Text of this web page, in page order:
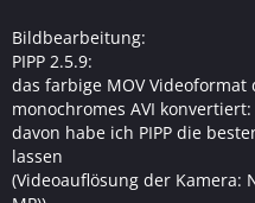
Bildbearbeitung:
PIPP 2.5.9:
das farbige MOV Videoformat
monochromes AVI
davon habe ich PIPP die
lassen
(Videoauflösung der Kamera: